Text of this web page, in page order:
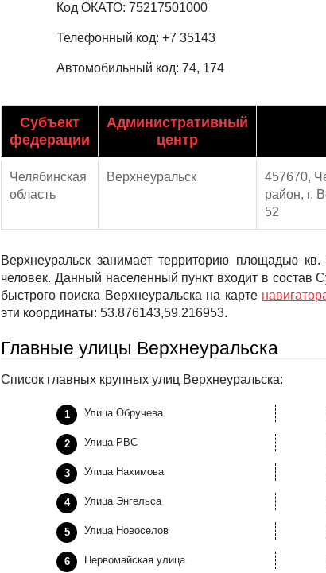
Код ОКАТО: 75217501000
Телефонный код: +7 35143
Автомобильный код: 74, 174
Субъект
федерации
Административный
центр
Челябинская
область
Верхнеуральск
457670,
район, г.
52
Верхнеуральск занимает территорию площадью
человек. Данный населенный пункт входит в
быстрого поиска Верхнеуральска на карте
эти координаты: 53.876143,59.216953.
Главные улицы Верхнеуральска
Список главных крупных улиц Верхнеуральска:
Улица Обручева
Улица РВС
Улица Нахимова
Улица Энгельса
Улица Новоселов
Первомайская улица